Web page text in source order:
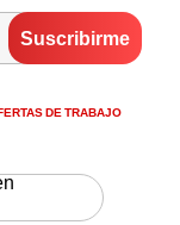
DE TRABAJO